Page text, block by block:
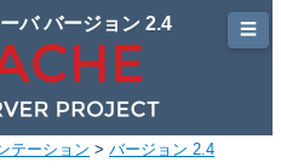
バ バージョン 2.4
テーション > バージョン 2.4
☰